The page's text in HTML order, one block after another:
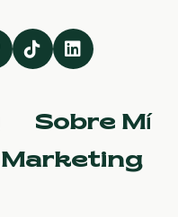
Sobre Mí
Marketing